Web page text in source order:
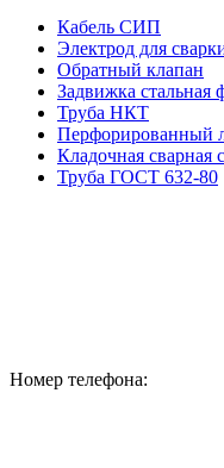
Кабель СИП
Электрод для
Обратный клапан
Задвижка стальная
Труба НКТ
Перфорированный
Кладочная сварная
Труба ГОСТ 632-80
Номер телефона: